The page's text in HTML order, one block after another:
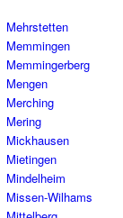
Mehrstetten
Memmingen
Memmingerberg
Mengen
Merching
Mering
Mickhausen
Mietingen
Mindelheim
Missen-Wilhams